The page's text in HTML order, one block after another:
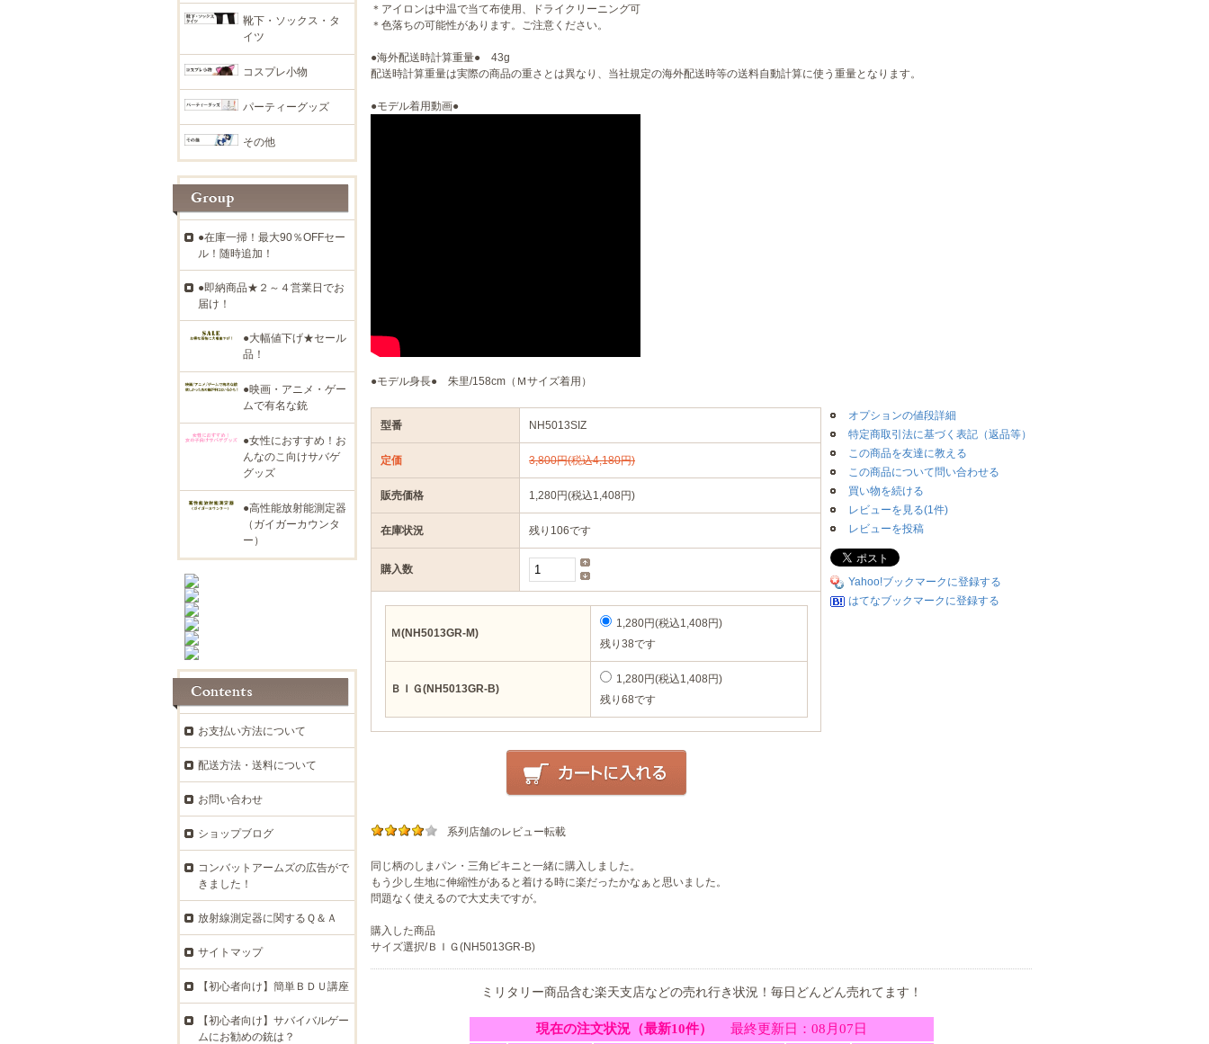
＊アイロンは中温で当て布使用、ドライクリーニング可
＊色落ちの可能性があります。ご注意ください。
●海外配送時計算重量● 43g
配送時計算重量は実際の商品の重さとは異なり、当社規定の海外配送時等の送料自動計算に使う重量となります。
●モデル着用動画●
●モデル身長● 朱里/158cm（Ｍサイズ着用）
型番 NH5013SIZ
定価 3,800円(税込4,180円)
販売価格 1,280円(税込1,408円)
在庫状況 残り106です
購入数
Ｍ(NH5013GR-M)
1,280円(税込1,408円)
残り38です
ＢＩＧ(NH5013GR-B)
1,280円(税込1,408円)
残り68です
オプションの値段詳細
特定商取引法に基づく表記（返品等）
この商品を友達に教える
この商品について問い合わせる
買い物を続ける
レビューを見る(1件)
レビューを投稿
Yahoo!ブックマークに登録する
はてなブックマークに登録する
系列店舗のレビュー転載
同じ柄のしまパン・三角ビキニと一緒に購入しました。
もう少し生地に伸縮性があると着ける時に楽だったかなぁと思いました。
問題なく使えるので大丈夫ですが。
購入した商品
サイズ選択/ＢＩＧ(NH5013GR-B)
ミリタリー商品含む楽天支店などの売れ行き状況！毎日どんどん売れてます！
靴下・ソックス・タ
イツ
コスプレ小物
パーティーグッズ
その他
●在庫一掃！最大90％OFFセー
ル！随時追加！
●即納商品★２～４営業日でお
届け！
●大幅値下げ★セール
品！
●映画・アニメ・ゲー
ムで有名な銃
●女性におすすめ！お
んなのこ向けサバゲ
グッズ
●高性能放射能測定器
（ガイガーカウンタ
ー）
お支払い方法について
配送方法・送料について
お問い合わせ
ショップブログ
コンバットアームズの広告がで
きました！
放射線測定器に関するＱ＆Ａ
サイトマップ
【初心者向け】簡単ＢＤＵ講座
【初心者向け】サバイバルゲー
ムにお勧めの銃は？